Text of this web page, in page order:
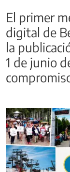
El primer
digital de
la
1 de junio